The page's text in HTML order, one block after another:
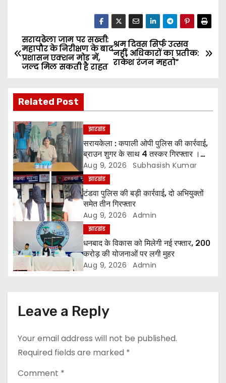
P
o
t
n
a
v
i
g
a
t
n
श्रम दिवस सिर्फ उत्सव
नहीं, अधिकारों का प्रतीक:
राकेश रंजन महतो”
सरायढेला जाम पर सख्ती:
महापौर के निरीक्षण के बाद
प्रशासन एक्शन मोड में,
जल्द मिल सकती है राहत
Related Post
झारखंड
सरायकेला : कपाली ओपी पुलिस की कार्रवाई,
ब्राउन शुगर के साथ 4 तस्कर गिरफ्तार ।
*चारों को भेजा गया न्यायिक हिरासत में
Aug 9, 2026 Subhasish Kumar
झारखंड
टंडवा पुलिस की बड़ी कार्रवाई, दो अभियुक्तों
समेत तीन गिरफ्तार
Aug 9, 2026 Admin
झारखंड
धनबाद के विकास को मिलेगी नई रफ्तार, 200
करोड़ की योजनाओं पर लगी मुहर
Aug 9, 2026 Admin
Leave a Reply
Your email address will not be published.
Required fields are marked *
Comment *